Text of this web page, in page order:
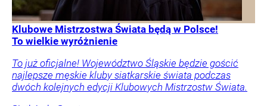
Klubowe Mistrzostwa Świata będą w Polsce!
To wielkie wyróżnienie
To już oficjalne! Województwo Śląskie będzie gościć
najlepsze męskie kluby siatkarskie świata podczas
dwóch kolejnych edycji Klubowych Mistrzostw Świata.